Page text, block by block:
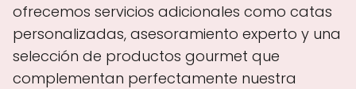
ofrecemos servicios adicionales como catas
personalizadas, asesoramiento experto y una
selección de productos gourmet que
complementan perfectamente nuestra